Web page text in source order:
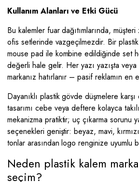
Kullanım Alanları ve Etki Gücü
Bu kalemler fuar dağıtımlarında,
ofis setlerinde vazgeçilmezdir. Bir
mouse pad ile kombine edildiğinde set
değerli hale gelir. Her yazı yazışta veya
markanız hatırlanır – pasif reklamın en
Dayanıklı plastik gövde düşmelere
tasarımı cebe veya deftere kolayca
mekanizma pratiktir; uç çıkarma sorunu
seçenekleri geniştir: beyaz, mavi,
tonlar arasından logo renginize uyumlu
Neden plastik kalem
seçim?